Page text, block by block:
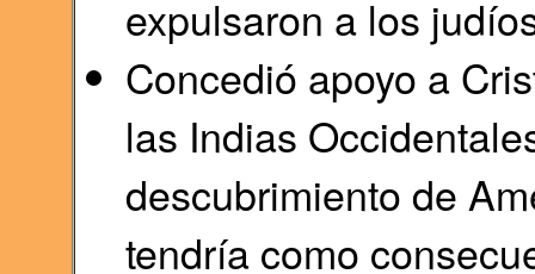
expulsaron a los
Concedió apoyo a
las Indias
descubrimiento de
tendría como